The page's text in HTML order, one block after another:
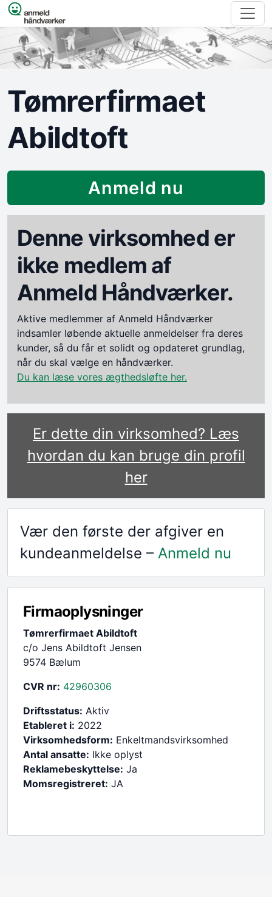
Spring til indhold
Tømrerfirmaet
Abildtoft
Anmeld nu
Denne virksomhed er
ikke medlem af
Anmeld Håndværker.
Aktive medlemmer af Anmeld Håndværker
indsamler løbende aktuelle anmeldelser fra deres
kunder, så du får et solidt og opdateret grundlag,
når du skal vælge en håndværker.
Du kan læse vores ægthedsløfte her.
Er dette din virksomhed? Læs
hvordan du kan bruge din profil
her
Vær den første der afgiver en
kundeanmeldelse – Anmeld nu
Firmaoplysninger
Tømrerfirmaet Abildtoft
c/o Jens Abildtoft Jensen
9574 Bælum
CVR nr: 42960306
Driftsstatus: Aktiv
Etableret i: 2022
Virksomhedsform: Enkeltmandsvirksomhed
Antal ansatte: Ikke oplyst
Reklamebeskyttelse: Ja
Momsregistreret: JA